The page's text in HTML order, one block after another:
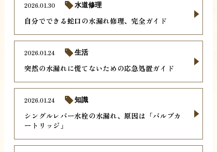
自分でできる蛇口の水漏れ修理、完全ガイド
2026.01.30 水道修理
突然の水漏れに慌てないための応急処置ガイド
2026.01.24 生活
シングルレバー水栓の水漏れ、原因は「バルブカ
ートリッジ」
2026.01.24 知識